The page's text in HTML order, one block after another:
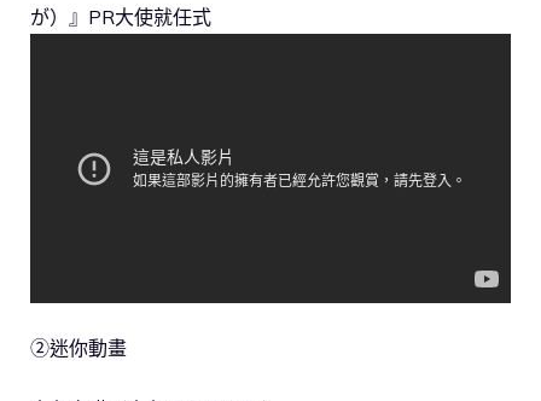
が）』PR大使就任式
②迷你動畫